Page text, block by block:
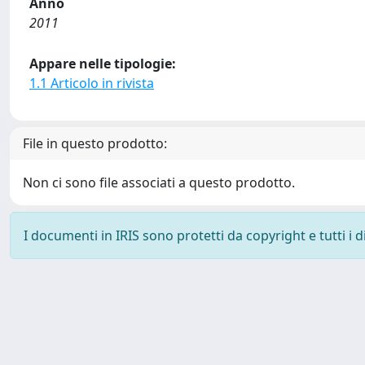
2011
Appare nelle tipologie:
1.1 Articolo in rivista
File in questo prodotto:
Non ci sono file associati a questo prodotto.
I documenti in IRIS sono protetti da copyright e tutti i